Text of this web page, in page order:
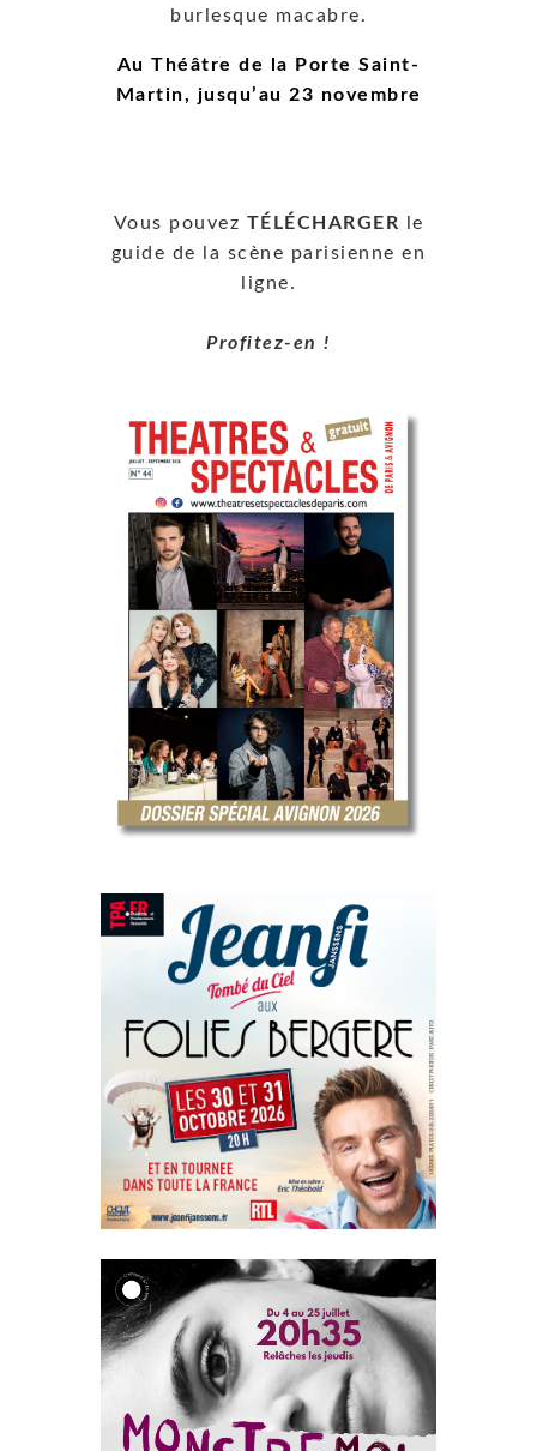
burlesque macabre.
Au Théâtre de la Porte Saint-
Martin, jusqu’au 23 novembre
Vous pouvez TÉLÉCHARGER le
guide de la scène parisienne en
ligne.
Profitez-en !